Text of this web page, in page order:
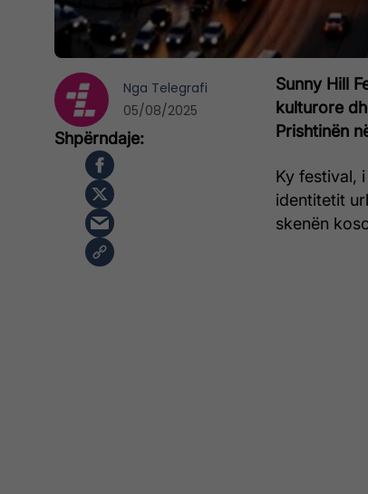
Sunny Hill
kulturore
Prishtinën
Ky festival,
identitetit
skenën
Nga Telegrafi
05/08/2025